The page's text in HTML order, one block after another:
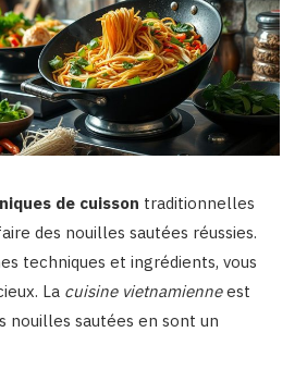
de cuisson traditionnelles
des nouilles sautées réussies.
techniques et ingrédients, vous
La cuisine vietnamienneest
nouilles sautées en sont un